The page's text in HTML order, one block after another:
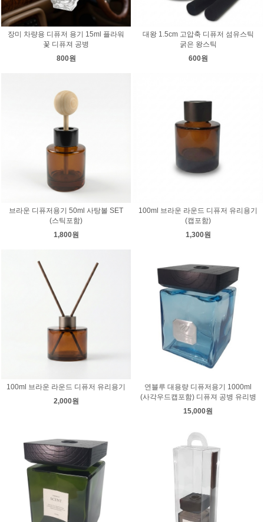
장미 차량용 디퓨저 용기 15ml 플라워
꽃 디퓨져 공병
800원
대왕 1.5cm 고압축 디퓨저 섬유스틱
굵은 왕스틱
600원
브라운 디퓨저용기 50ml 사탕볼 SET
(스틱포함)
1,800원
100ml 브라운 라운드 디퓨저 유리용기
(캡포함)
1,300원
100ml 브라운 라운드 디퓨저 유리용기
2,000원
연블루 대용량 디퓨저용기 1000ml
(사각우드캡포함) 디퓨져 공병 유리병
15,000원